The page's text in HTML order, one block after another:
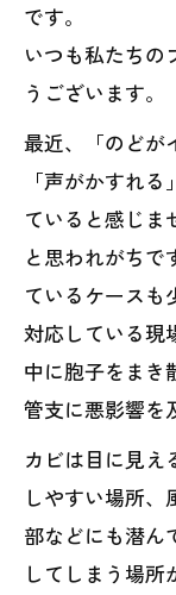
です。
いつも私たちの
うございます。
最近、「のどが
「声がかすれ
ていると感じま
と思われがちで
ているケースも
対応している現
中に胞子をまき
管支に悪影響を
カビは目に見え
しやすい場所
部などにも潜ん
してしまう場所